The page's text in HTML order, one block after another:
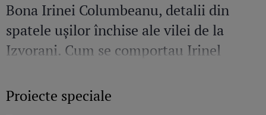
Bona Irinei Columbeanu, detalii din
spatele ușilor închise ale vilei de la
Izvorani. Cum se comportau Irinel
erau în public
Proiecte speciale